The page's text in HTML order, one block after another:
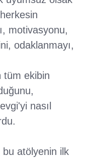
motivasyonu,
odaklanmayı,
tüm ekibin
nasıl
atölyenin ilk